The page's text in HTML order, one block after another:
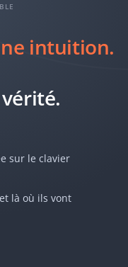
intuition.
sur le clavier
là où ils vont